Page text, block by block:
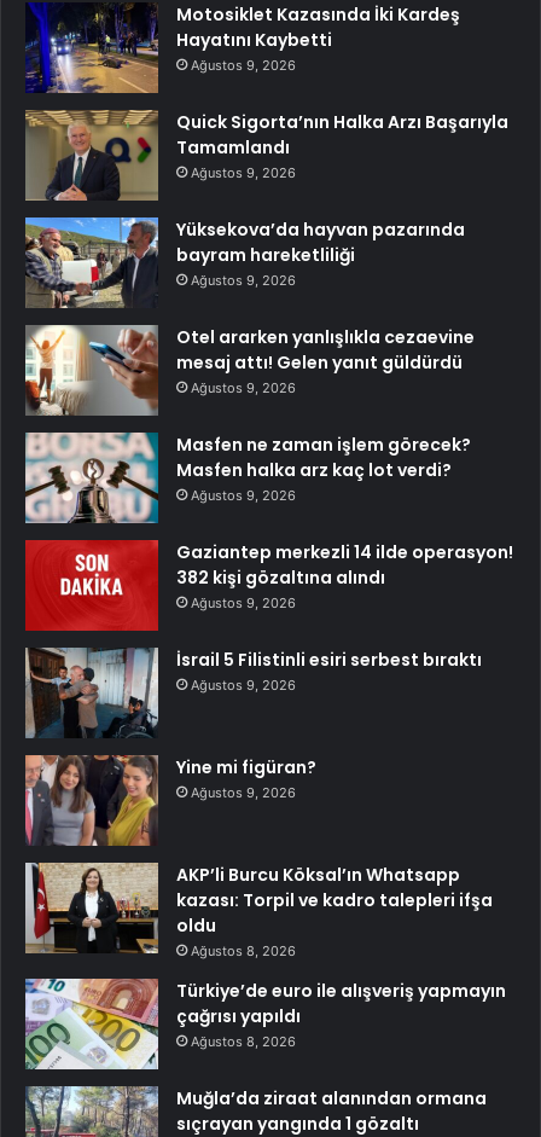
Motosiklet Kazasında İki Kardeş
Hayatını Kaybetti
Ağustos 9, 2026
Quick Sigorta’nın Halka Arzı Başarıyla
Tamamlandı
Ağustos 9, 2026
Yüksekova’da hayvan pazarında
bayram hareketliliği
Ağustos 9, 2026
Otel ararken yanlışlıkla cezaevine
mesaj attı! Gelen yanıt güldürdü
Ağustos 9, 2026
Masfen ne zaman işlem görecek?
Masfen halka arz kaç lot verdi?
Ağustos 9, 2026
Gaziantep merkezli 14 ilde operasyon!
382 kişi gözaltına alındı
Ağustos 9, 2026
İsrail 5 Filistinli esiri serbest bıraktı
Ağustos 9, 2026
Yine mi figüran?
Ağustos 9, 2026
AKP’li Burcu Köksal’ın Whatsapp
kazası: Torpil ve kadro talepleri ifşa
oldu
Ağustos 8, 2026
Türkiye’de euro ile alışveriş yapmayın
çağrısı yapıldı
Ağustos 8, 2026
Muğla’da ziraat alanından ormana
sıçrayan yangında 1 gözaltı